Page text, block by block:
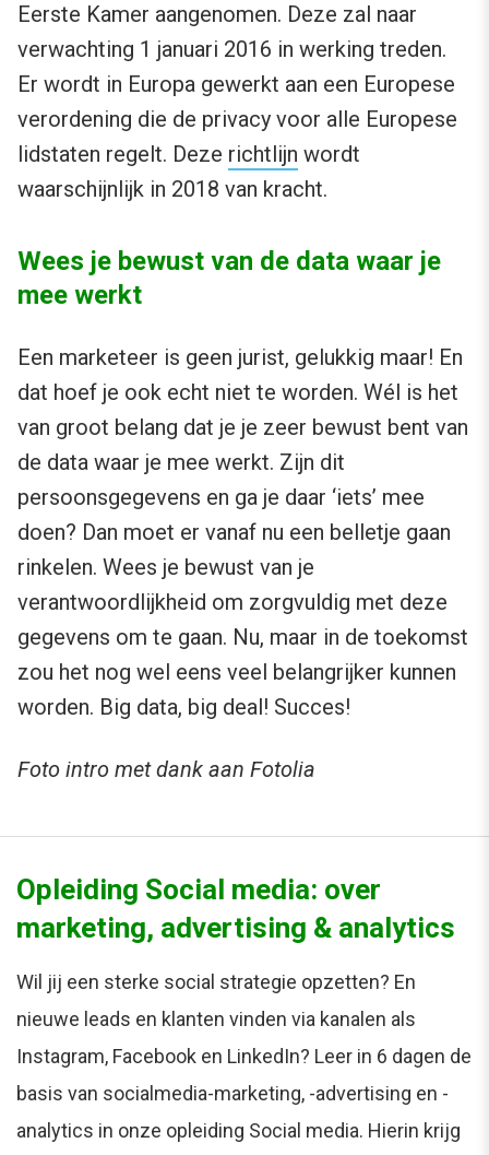
Eerste Kamer aangenomen. Deze zal naar
verwachting 1 januari 2016 in werking treden.
Er wordt in Europa gewerkt aan een Europese
verordening die de privacy voor alle Europese
lidstaten regelt. Deze richtlijn wordt
waarschijnlijk in 2018 van kracht.
Wees je bewust van de data waar je
mee werkt
Een marketeer is geen jurist, gelukkig maar! En
dat hoef je ook echt niet te worden. Wél is het
van groot belang dat je je zeer bewust bent van
de data waar je mee werkt. Zijn dit
persoonsgegevens en ga je daar ‘iets’ mee
doen? Dan moet er vanaf nu een belletje gaan
rinkelen. Wees je bewust van je
verantwoordlijkheid om zorgvuldig met deze
gegevens om te gaan. Nu, maar in de toekomst
zou het nog wel eens veel belangrijker kunnen
worden. Big data, big deal! Succes!
Foto intro met dank aan Fotolia
Opleiding Social media: over
marketing, advertising & analytics
Wil jij een sterke social strategie opzetten? En
nieuwe leads en klanten vinden via kanalen als
Instagram, Facebook en LinkedIn? Leer in 6 dagen de
basis van socialmedia-marketing, -advertising en -
analytics in onze opleiding Social media. Hierin krijg